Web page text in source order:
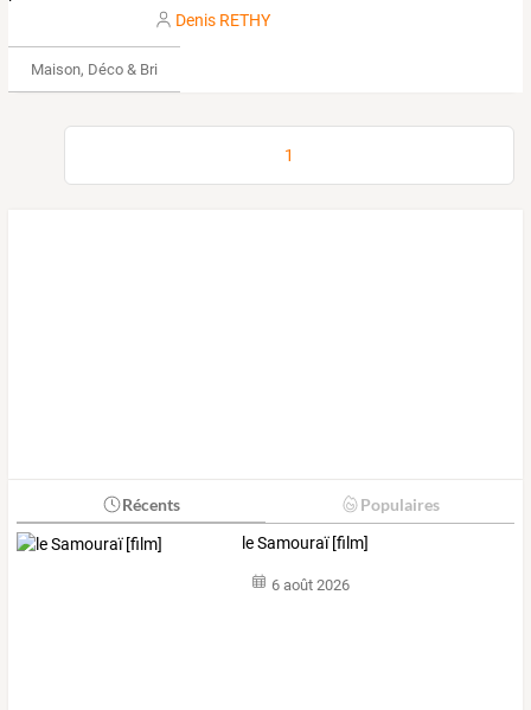
Denis RETHY
Maison, Déco & Bricolage
1
Récents Populaires
le Samouraï [film]
6 août 2026